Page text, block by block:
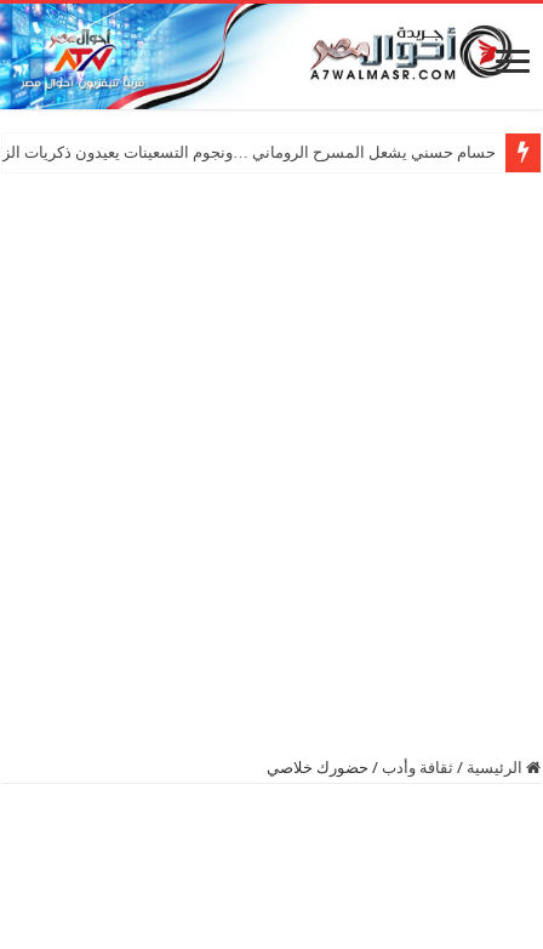
حسام حسني يشعل المسرح الروماني …ونجوم التسعينات يعيدون ذكريات
الرئيسية / ثقافة وأدب / حضورك خلاصي